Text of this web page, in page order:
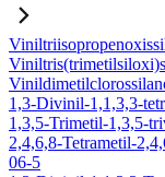
1,3-Divinil-1,1,3,3-
1,3,5-Trimetil-1,3,5-
2,4,6,8-Tetrametil-
06-5